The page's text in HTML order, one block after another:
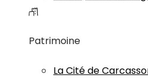
Patrimoine
La Cité de